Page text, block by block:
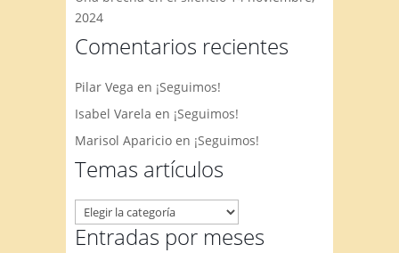
2024
Comentarios recientes
Pilar Vega en ¡Seguimos!
Isabel Varela en ¡Seguimos!
Marisol Aparicio en ¡Seguimos!
Temas artículos
Temas
artículos
Entradas por meses